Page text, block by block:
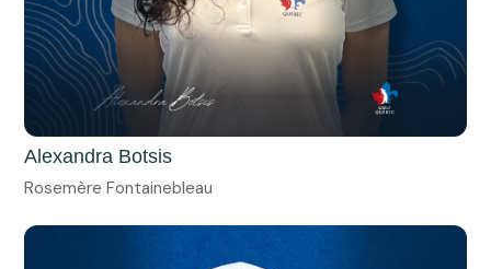
Alexandra Botsis
Rosemère Fontainebleau